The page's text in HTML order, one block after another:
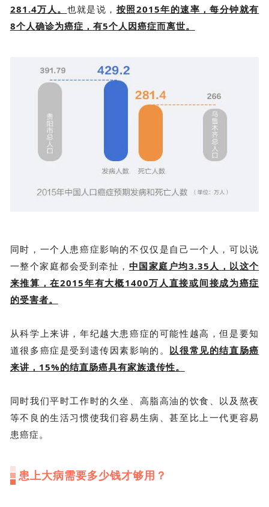
281.4万人。 也就是说， 按照2015年的速率，每分钟就有
8个人确诊为癌症，有5个人因癌症而离世。
同时，一个人患癌症影响的不仅仅是自己一个人，可以说
一整个家庭都会受到牵扯， 中国家庭户均3.35人，以这个
来推算，在2015年有大概1400万人直接或间接成为癌症
的受害者。
从科学上来讲，年纪越大患癌症的可能性越高，但是要知
道很多癌症是受到遗传因素影响的。 以很常见的结直肠癌
来讲，15%的结直肠癌具有家族遗传性。
同时我们平时工作时的久坐、高脂高油的饮食、以及熬夜
等不良的生活习惯使我们容易生病、甚至比上一代更容易
患癌症。
患上大病需要多少钱才够用？